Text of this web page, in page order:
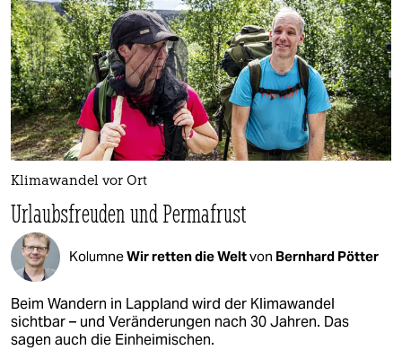
Klimawandel vor Ort
Urlaubsfreuden und Permafrust
KolumneWir retten die Weltvon Bernhard Pötter
Beim Wandern in Lappland wird der Klimawandel
sichtbar – und Veränderungen nach 30 Jahren. Das
sagen auch die Einheimischen.